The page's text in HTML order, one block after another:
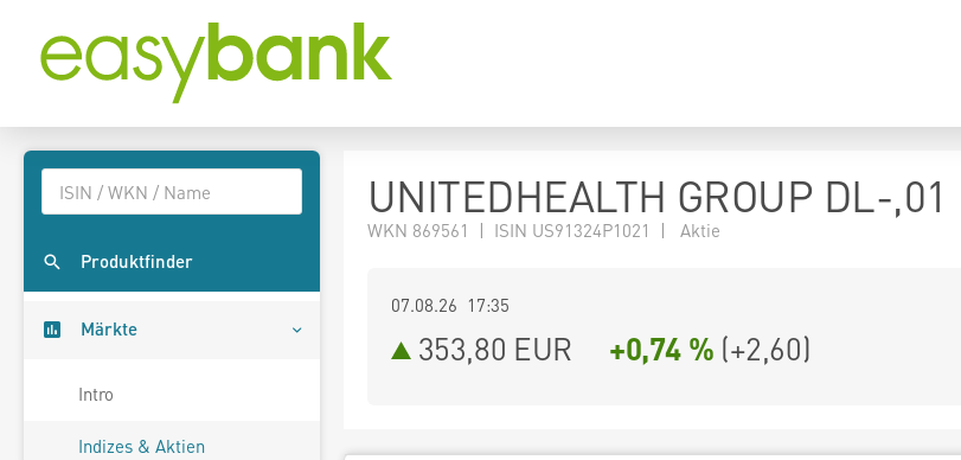
Produktfinder
Märkte
Intro
Indizes & Aktien
UNITEDHEALTH GROUP DL-,01
WKN 869561 | ISIN US91324P1021 | Aktie
07.08.26 17:35
353,80 EUR +0,74 % (+2,60)